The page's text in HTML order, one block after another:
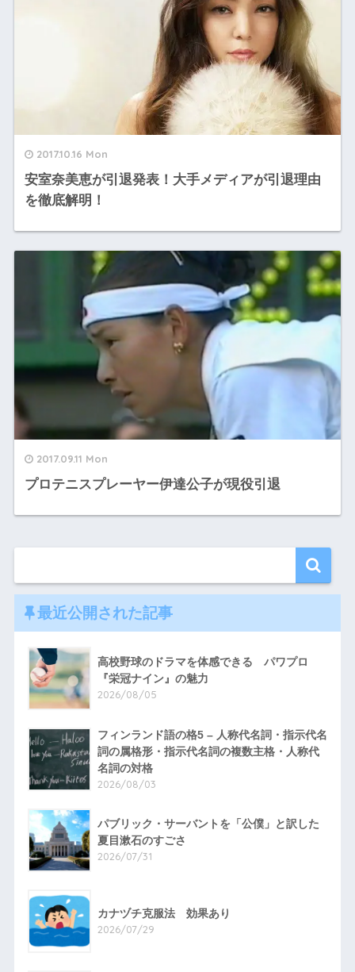
2017.10.16 Mon
安室奈美恵が引退発表！大手メディアが引退理由
を徹底解明！
2017.09.11 Mon
プロテニスプレーヤー伊達公子が現役引退
最近公開された記事
高校野球のドラマを体感できる パワプロ
『栄冠ナイン』の魅力
2026/08/05
フィンランド語の格5 – 人称代名詞・指示代名
詞の属格形・指示代名詞の複数主格・人称代
名詞の対格
2026/08/03
パブリック・サーバントを「公僕」と訳した
夏目漱石のすごさ
2026/07/31
カナヅチ克服法 効果あり
2026/07/29